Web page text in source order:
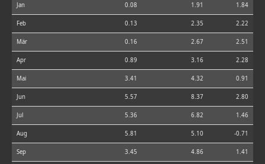
Jan 0.08 1.91 1.84
Feb 0.13 2.35 2.22
Mär 0.16 2.67 2.51
Apr 0.89 3.16 2.28
Mai 3.41 4.32 0.91
Jun 5.57 8.37 2.80
Jul 5.36 6.82 1.46
Aug 5.81 5.10 -0.71
Sep 3.45 4.86 1.41